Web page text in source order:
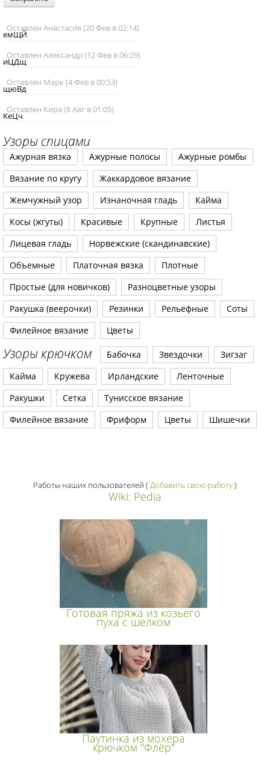
Оставлен Анастасия (20 Фев в 02:14)
емЩЙ
Оставлен Александр (12 Фев в 06:29)
иЦДщ
Оставлен Марк (4 Фев в 00:53)
щюВд
Оставлен Кира (6 Авг в 01:05)
КеЦч
Узоры спицами
Ажурная вязка Ажурные полосы
Ажурные ромбы
Вязание по кругу
Жаккардовое вязание
Жемчужный узор
Изнаночная гладь
Кайма
Косы (жгуты)
Красивые Крупные
Листья
Лицевая гладь
Норвежские (скандинавские)
Объемные
Платочная вязка
Плотные
Простые (для новичков)
Разноцветные узоры
Ракушка (веерочки)
Резинки Рельефные
Соты
Филейное вязание
Цветы
Узоры крючком Бабочка Звездочки
Зигзаг
Кайма
Кружева Ирландские
Ленточные
Ракушки
Сетка
Тунисское вязание
Филейное вязание
Фриформ Цветы Шишечки
Работы наших пользователей ( Добавить свою работу)
Wiki: Pedia
Готовая пряжа из козьего
пуха с шелком
Паутинка из мохера
крючком "Флёр"